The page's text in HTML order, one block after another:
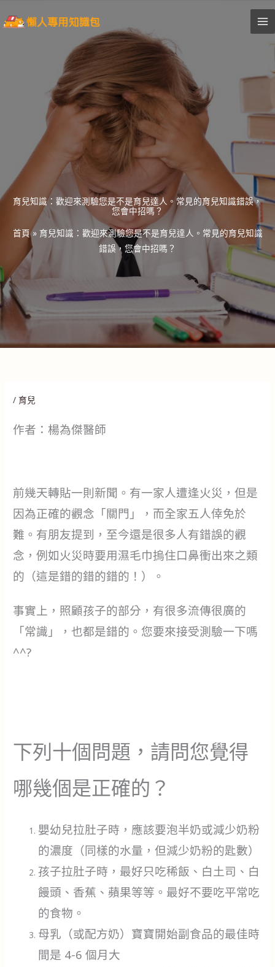
至
育兒知識：歡迎來測驗您是不是育兒達人。常見的育兒知識錯誤，
您會中招嗎？
首頁 » 育兒知識：歡迎來測驗您是不是育兒達人。常見的育兒知識
錯誤，您會中招嗎？
/育兒
作者：楊為傑醫師
前幾天轉貼一則新聞。有一家人遭逢火災，但是
因為正確的觀念「關門」，而全家五人倖免於
難。有朋友提到，至今還是很多人有錯誤的觀
念，例如火災時要用濕毛巾摀住口鼻衝出來之類
的（這是錯的錯的錯的！）。
事實上，照顧孩子的部分，有很多流傳很廣的
「常識」，也都是錯的。您要來接受測驗一下嗎
^^?
下列十個問題，請問您覺得
哪幾個是正確的？
嬰幼兒拉肚子時，應該要泡半奶或減少奶粉
的濃度（同樣的水量，但減少奶粉的匙數）
孩子拉肚子時，最好只吃稀飯、白土司、白
饅頭、香蕉、蘋果等等。最好不要吃平常吃
的食物。
母乳（或配方奶）寶寶開始副食品的最佳時
間是 4-6 個月大